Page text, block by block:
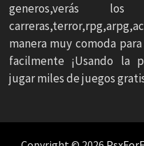
generos,verás
manera muy comoda
facilmente ¡Usando la
jugar miles de juegos